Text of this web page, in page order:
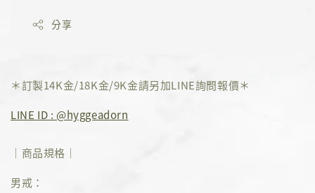
分享
＊訂製14K金/18K金/9K金請另加LINE詢問報價＊
LINE ID : @hyggeadorn
｜商品規格｜
男戒：